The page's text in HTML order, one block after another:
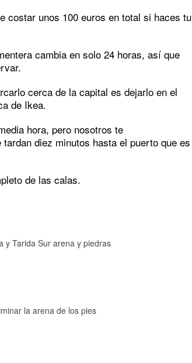
costar unos 100 euros en total si haces tu
cambia en solo 24 horas, así que
cerca de la capital es dejarlo en el
de Ikea.
hora, pero nosotros te
diez minutos hasta el puerto que es
de las calas.
y Tarida Sur arena y piedras
la arena de los pies